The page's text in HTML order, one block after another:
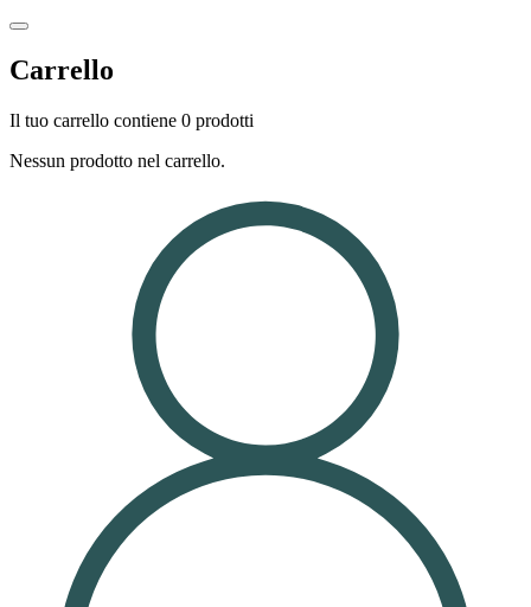
Carrello
Il tuo carrello contiene 0 prodotti
Nessun prodotto nel carrello.